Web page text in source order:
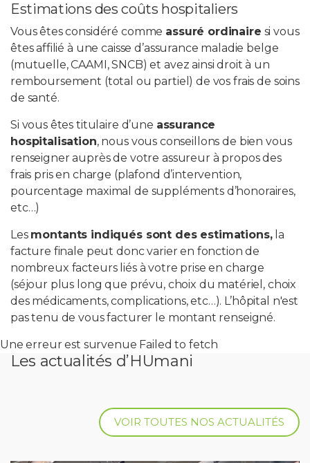
Pôle enfance et adolescence
Projets IA
HUmani
PROFESSIONNELS DE LA SANTÉ
JOBS ET STAGES
RGPD
071 92 11 11
Estimations des coûts hospitaliers
Vous êtes considéré comme assuré ordinaire si vous
êtes affilié à une caisse d’assurance maladie belge
(mutuelle, CAAMI, SNCB) et avez ainsi droit à un
remboursement (total ou partiel) de vos frais de soins
de santé.
Si vous êtes titulaire d’une assurance
hospitalisation, nous vous conseillons de bien vous
renseigner auprès de votre assureur à propos des
frais pris en charge (plafond d’intervention,
pourcentage maximal de suppléments d’honoraires,
etc…)
Les montants indiqués sont des estimations,la
facture finale peut donc varier en fonction de
nombreux facteurs liés à votre prise en charge
(séjour plus long que prévu, choix du matériel, choix
des médicaments, complications, etc…). L’hôpital n'est
pas tenu de vous facturer le montant renseigné.
Une erreur est survenue Failed to fetch
Les actualités d’HUmani
VOIR TOUTES NOS ACTUALITÉS